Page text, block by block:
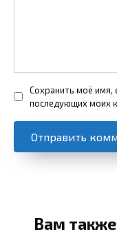
Сохранить моё имя,
последующих моих
Вам